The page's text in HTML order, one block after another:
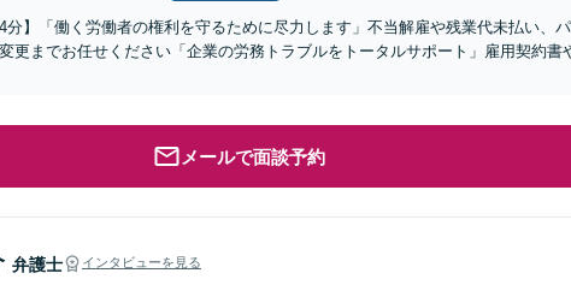
4分】「働く労働者の権利を守るために尽力します」不当解雇や残業代未払い、
更までお任せください「企業の労務トラブルをトータルサポート」雇用契約書
メールで面談予約
弁護士 インタビューを見る